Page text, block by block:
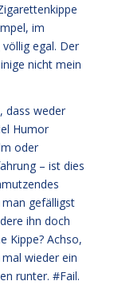
im
egal. Der
nicht mein
dass weder
Humor
oder
– ist dies
gefälligst
ihn doch
Kippe? Achso,
wieder ein
runter. #Fail.